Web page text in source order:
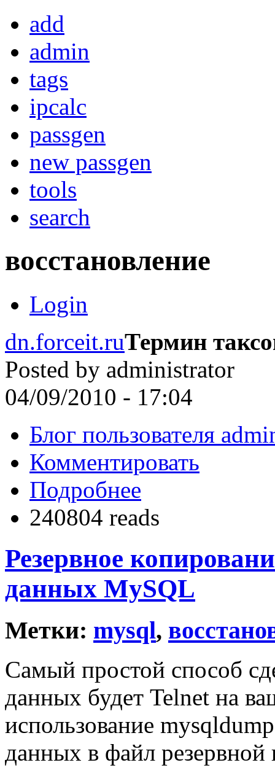
add
admin
tags
ipcalc
passgen
new passgen
tools
search
восстановление
Login
dn.forceit.ruТермин
Posted by administrator
04/09/2010 - 17:04
Блог пользователя
Комментировать
Подробнее
240804 reads
Резервное
данных MySQL
Метки: mysql,
Самый простой способ
данных будет Telnet на
использование
данных в файл резервной